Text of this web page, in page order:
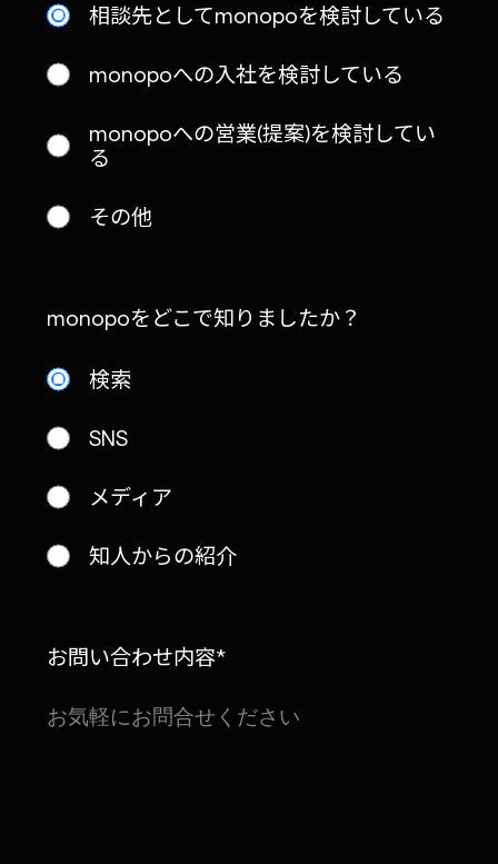
相談先としてmonopoを検討している
monopoへの入社を検討している
monopoへの営業(提案)を検討してい
る
その他
monopoをどこで知りましたか？
検索
SNS
メディア
知人からの紹介
お問い合わせ内容*